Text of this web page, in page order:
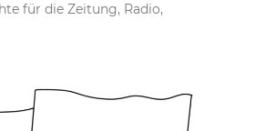
für die Zeitung, Radio,